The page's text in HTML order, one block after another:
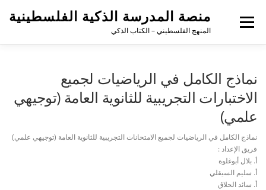
منصة المدرسة الذكية الفلسطينية
المنهج الفلسطيني – الكتاب الذكي
القائمة
نماذج الكامل في الرياضيات لجميع
الاختبارات التجريبية للثانوية العامة (توجيهي
علمي)
نماذج الكامل في الرياضيات لجميع الامتحانات التجريبية للثانوية العامة (توجيهي علمي)
فريق الإعداد :
أ. بلال أبوغلوة
أ. سليم السيقلي
أ. سائد الحلاق